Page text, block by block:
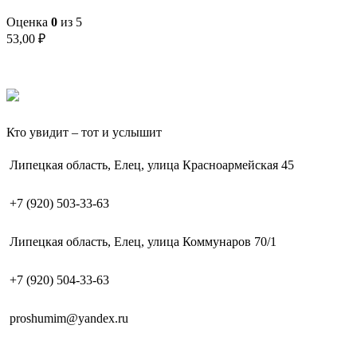
Оценка 0 из 5
53,00 ₽
Кто увидит – тот и услышит
Липецкая область, Елец, улица Красноармейская 45
+7 (920) 503-33-63
Липецкая область, Елец, улица Коммунаров 70/1
+7 (920) 504-33-63
proshumim@yandex.ru